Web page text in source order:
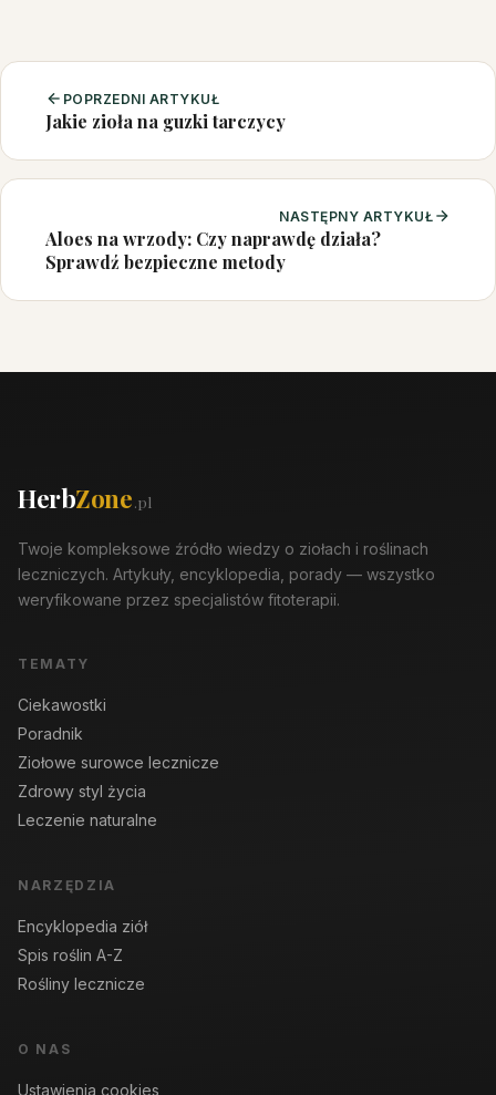
POPRZEDNI ARTYKUŁ
Jakie zioła na guzki tarczycy
NASTĘPNY ARTYKUŁ
Aloes na wrzody: Czy naprawdę działa?
Sprawdź bezpieczne metody
HerbZone.pl
Twoje kompleksowe źródło wiedzy o ziołach i roślinach
leczniczych. Artykuły, encyklopedia, porady — wszystko
weryfikowane przez specjalistów fitoterapii.
TEMATY
Ciekawostki
Poradnik
Ziołowe surowce lecznicze
Zdrowy styl życia
Leczenie naturalne
NARZĘDZIA
Encyklopedia ziół
Spis roślin A-Z
Rośliny lecznicze
O NAS
Ustawienia cookies